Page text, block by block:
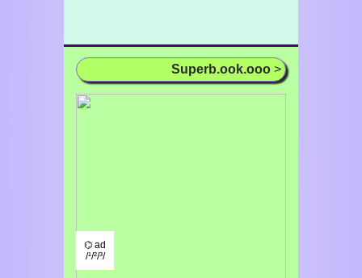
Superb.ook.ooo >
⌬ ad
/¹/²/³/